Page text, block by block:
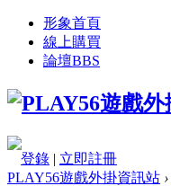
形象首頁
線上購買
論壇BBS
登錄 | 立即註冊
PLAY56遊戲外掛資訊站 ›